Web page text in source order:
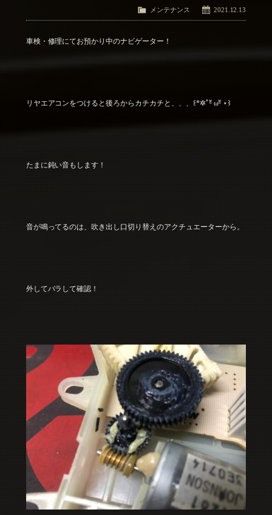
2021.12.13
メンテナンス
車検・修理にてお預かり中のナビゲーター！
リヤエアコンをつけると後ろからカチカチと、、、꒰*✲ﾟᵅั ωᵅั ⋆꒱
たまに鈍い音もします！
音が鳴ってるのは、吹き出し口切り替えのアクチュエーターから。
外してバラして確認！